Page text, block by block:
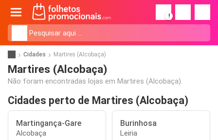
!
Cidades Martires (Alcobaça)
Martires (Alcobaça)
Não foram encontradas lojas em Martires (Alcobaça).
Cidades perto de Martires (Alcobaça)
Martingança-Gare
Alcobaça
Burinhosa
Leiria